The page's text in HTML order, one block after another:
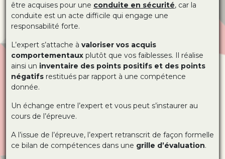
être acquises pour une conduite en sécurité, car la
conduite est un acte difficile qui engage une
responsabilité forte.
L’expert s’attache à valoriser vos acquis
comportementaux plutôt que vos faiblesses. Il réalise
ainsi un inventaire des points positifs et des points
négatifs restitués par rapport à une compétence
donnée.
Un échange entre l’expert et vous peut s’instaurer au
cours de l’épreuve.
A l’issue de l’épreuve, l’expert retranscrit de façon formelle
ce bilan de compétences dans une grille d’évaluation.